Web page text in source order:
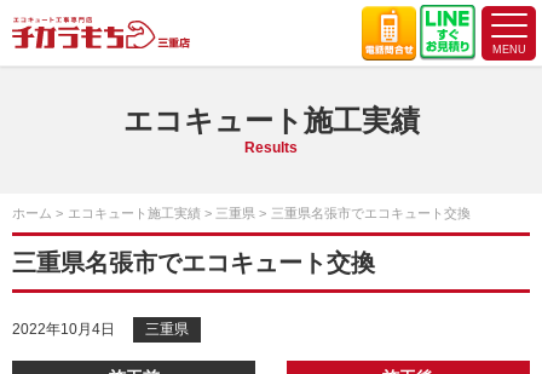
エコキュート施工実績
Results
ホーム エコキュート施工実績 三重県 三重県名張市でエコキュート交換
三重県名張市でエコキュート交換
2022年10月4日 三重県